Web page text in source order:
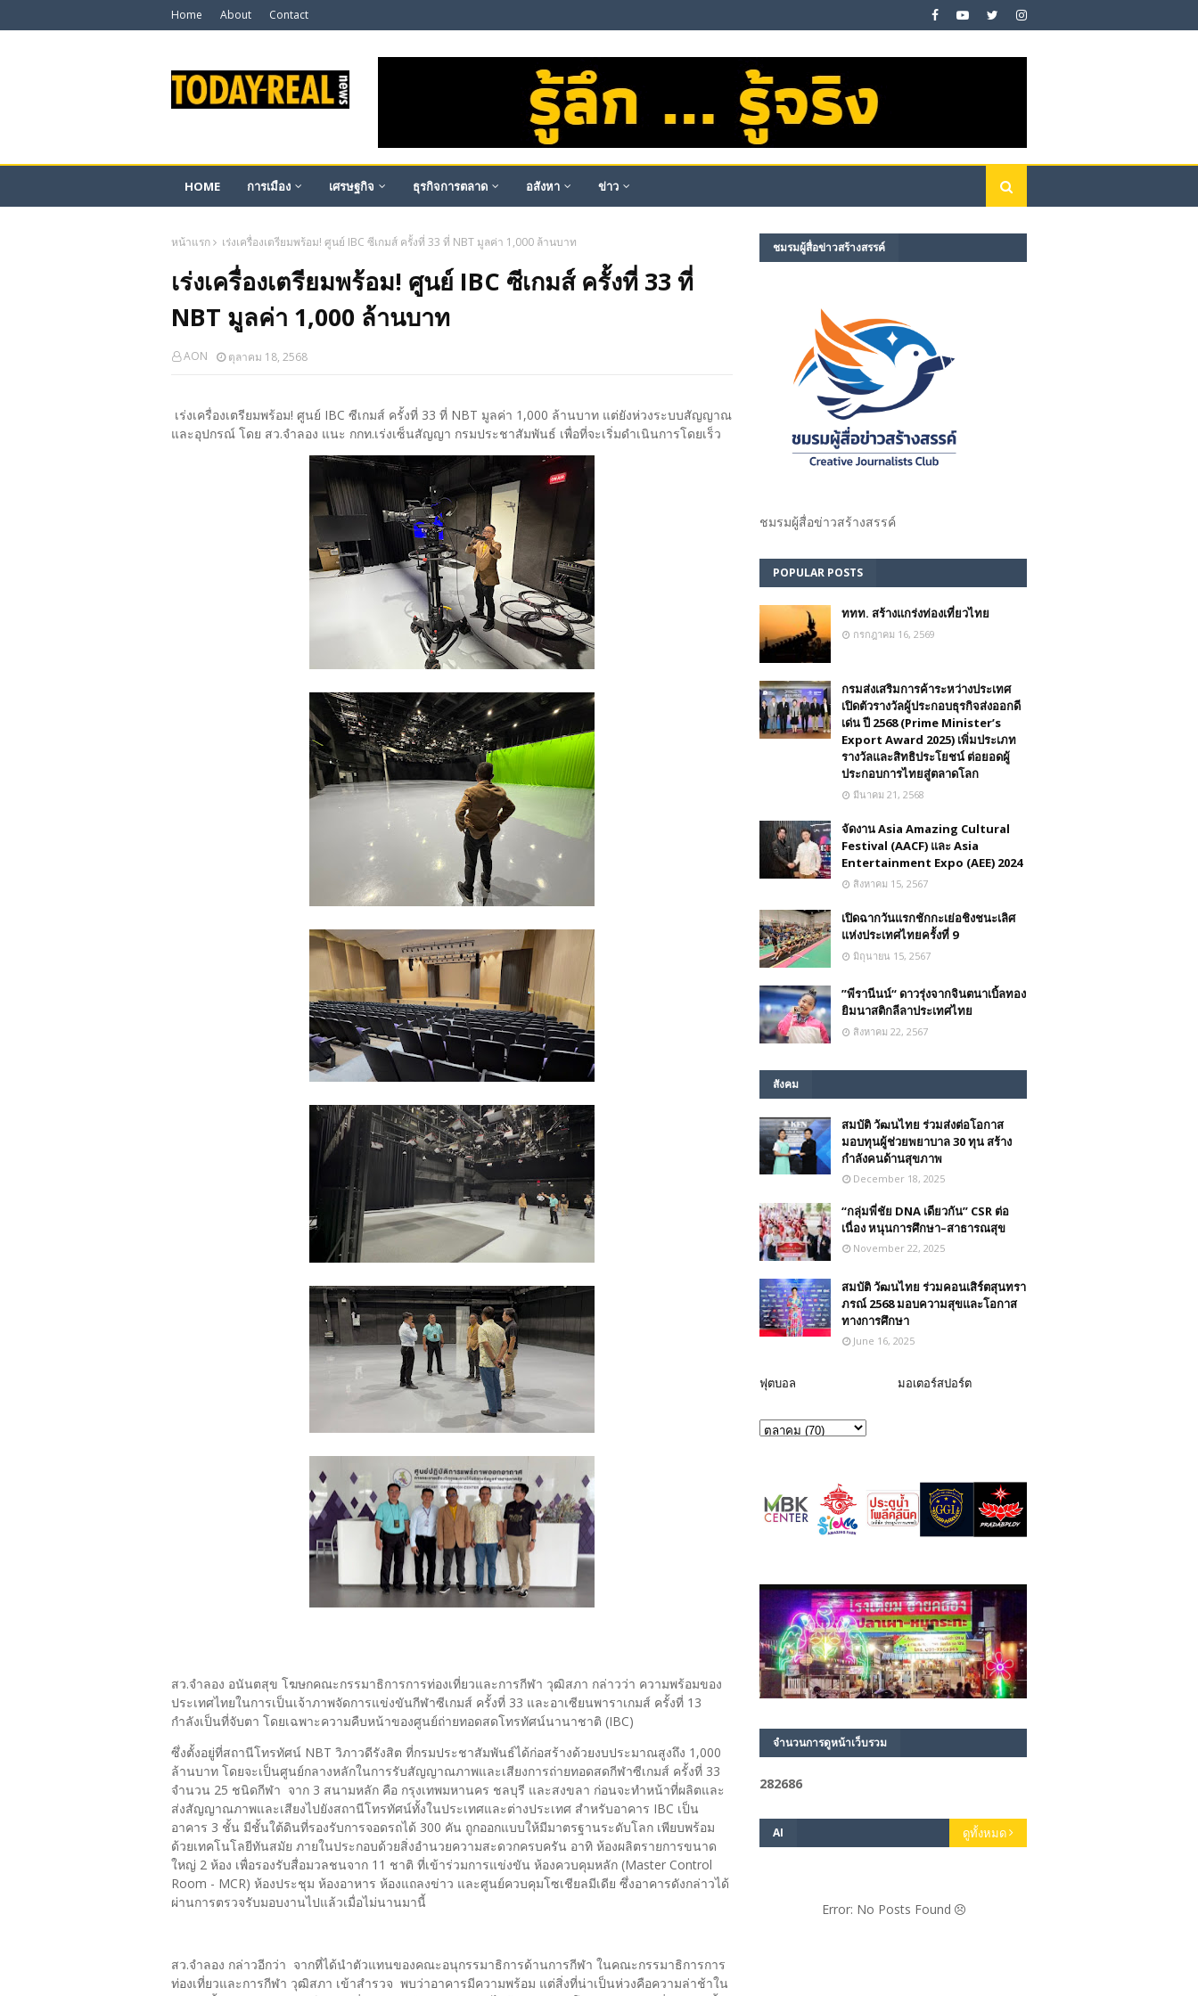
Home About Contact
HOME การเมือง เศรษฐกิจ ธุรกิจการตลาด อสังหา ข่าว
หน้าแรก เร่งเครื่องเตรียมพร้อม! ศูนย์ IBC ซีเกมส์ ครั้งที่ 33 ที่ NBT มูลค่า 1,000 ล้านบาท
เร่งเครื่องเตรียมพร้อม! ศูนย์ IBC ซีเกมส์ ครั้งที่ 33 ที่
NBT มูลค่า 1,000 ล้านบาท
AON ตุลาคม 18, 2568
เร่งเครื่องเตรียมพร้อม! ศูนย์ IBC ซีเกมส์ ครั้งที่ 33 ที่ NBT มูลค่า 1,000 ล้านบาท แต่ยังห่วงระบบสัญญาณ
และอุปกรณ์ โดย สว.จำลอง แนะ กกท.เร่งเซ็นสัญญา กรมประชาสัมพันธ์ เพื่อที่จะเริ่มดำเนินการโดยเร็ว
สว.จำลอง อนันตสุข โฆษกคณะกรรมาธิการการท่องเที่ยวและการกีฬา วุฒิสภา กล่าวว่า ความพร้อมของ
ประเทศไทยในการเป็นเจ้าภาพจัดการแข่งขันกีฬาซีเกมส์ ครั้งที่ 33 และอาเซียนพาราเกมส์ ครั้งที่ 13
กำลังเป็นที่จับตา โดยเฉพาะความคืบหน้าของศูนย์ถ่ายทอดสดโทรทัศน์นานาชาติ (IBC)
ซึ่งตั้งอยู่ที่สถานีโทรทัศน์ NBT วิภาวดีรังสิต ที่กรมประชาสัมพันธ์ได้ก่อสร้างด้วยงบประมาณสูงถึง 1,000
ล้านบาท โดยจะเป็นศูนย์กลางหลักในการรับสัญญาณภาพและเสียงการถ่ายทอดสดกีฬาซีเกมส์ ครั้งที่ 33
จำนวน 25 ชนิดกีฬา จาก 3 สนามหลัก คือ กรุงเทพมหานคร ชลบุรี และสงขลา ก่อนจะทำหน้าที่ผลิตและ
ส่งสัญญาณภาพและเสียงไปยังสถานีโทรทัศน์ทั้งในประเทศและต่างประเทศ สำหรับอาคาร IBC เป็น
อาคาร 3 ชั้น มีชั้นใต้ดินที่รองรับการจอดรถได้ 300 คัน ถูกออกแบบให้มีมาตรฐานระดับโลก เพียบพร้อม
ด้วยเทคโนโลยีทันสมัย ภายในประกอบด้วยสิ่งอำนวยความสะดวกครบครัน อาทิ ห้องผลิตรายการขนาด
ใหญ่ 2 ห้อง เพื่อรองรับสื่อมวลชนจาก 11 ชาติ ที่เข้าร่วมการแข่งขัน ห้องควบคุมหลัก (Master Control
Room - MCR) ห้องประชุม ห้องอาหาร ห้องแถลงข่าว และศูนย์ควบคุมโซเชียลมีเดีย ซึ่งอาคารดังกล่าวได้
ผ่านการตรวจรับมอบงานไปแล้วเมื่อไม่นานมานี้
สว.จำลอง กล่าวอีกว่า จากที่ได้นำตัวแทนของคณะอนุกรรมาธิการด้านการกีฬา ในคณะกรรมาธิการการ
ท่องเที่ยวและการกีฬา วุฒิสภา เข้าสำรวจ พบว่าอาคารมีความพร้อม แต่สิ่งที่น่าเป็นห่วงคือความล่าช้าใน
ชมรม​ผู้สื่อข่าวสร้างสรรค์​
ชมรม​ผู้สื่อข่าวสร้างสรรค์​
POPULAR POSTS
ททท. สร้างแกร่งท่องเที่ยวไทย
กรกฎาคม 16, 2569
กรมส่งเสริมการค้าระหว่างประเทศ
เปิดตัวรางวัลผู้ประกอบธุรกิจส่งออกดี
เด่น ปี 2568 (Prime Minister’s
Export Award 2025) เพิ่มประเภท
รางวัลและสิทธิประโยชน์ ต่อยอดผู้
ประกอบการไทยสู่ตลาดโลก
มีนาคม 21, 2568
จัดงาน Asia Amazing Cultural
Festival (AACF) และ Asia
Entertainment Expo (AEE) 2024
สิงหาคม 15, 2567
เปิดฉากวันแรกชักกะเย่อชิงชนะเลิศ
แห่งประเทศไทยครั้งที่ 9
มิถุนายน 15, 2567
”พีรานีนน์“​ ดาวรุ่งจากจินตนาเบิ้ลทอง
ยิมนาสติกลีลาประเทศไทย
สิงหาคม 22, 2567
สังคม
สมบัติ วัฒนไทย ร่วมส่งต่อโอกาส
มอบทุนผู้ช่วยพยาบาล 30 ทุน สร้าง
กำลังคนด้านสุขภาพ
December 18, 2025
“กลุ่มพี่ชัย DNA เดียวกัน” CSR ต่อ
เนื่อง หนุนการศึกษา–สาธารณสุข
November 22, 2025
สมบัติ วัฒนไทย ร่วมคอนเสิร์ตสุนทรา
ภรณ์ 2568 มอบความสุขและโอกาส
ทางการศึกษา
June 16, 2025
ฟุตบอล มอเตอร์สปอร์ต
จำนวนการดูหน้าเว็บรวม
282686
AI ดูทั้งหมด
Error: No Posts Found